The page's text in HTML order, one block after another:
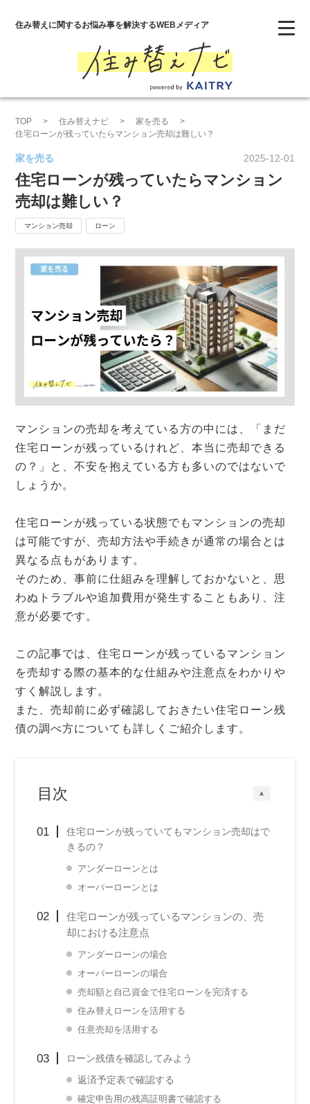
住み替えに関するお悩み事を解決するWEBメディア
家を売る
投資
サービスサイト
オーナーチェンジ マンション売却
ローン 仲介と買取 仲介手数料
住み替え 相続 税金 買取保証 離婚
TOP 住み替えナビ
家を売る
住宅ローンが残っていたらマンション売却は難しい？
家を売る 2025-12-01
住宅ローンが残っていたらマンション
売却は難しい？
マンション売却 ローン
マンションの売却を考えている方の中には、「まだ
住宅ローンが残っているけれど、本当に売却できる
の？」と、不安を抱えている方も多いのではないで
しょうか。
住宅ローンが残っている状態でもマンションの売却
は可能ですが、売却方法や手続きが通常の場合とは
異なる点もがあります。
そのため、事前に仕組みを理解しておかないと、思
わぬトラブルや追加費用が発生することもあり、注
意が必要です。
この記事では、住宅ローンが残っているマンション
を売却する際の基本的な仕組みや注意点をわかりや
すく解説します。
また、売却前に必ず確認しておきたい住宅ローン残
債の調べ方についても詳しくご紹介します。
▲
目次
住宅ローンが残っていてもマンション売却はで
きるの？
アンダーローンとは
オーバーローンとは
住宅ローンが残っているマンションの、売
却における注意点
アンダーローンの場合
オーバーローンの場合
売却額と自己資金で住宅ローンを完済する
住み替えローンを活用する
任意売却を活用する
ローン残債を確認してみよう
返済予定表で確認する
確定申告用の残高証明書で確認する